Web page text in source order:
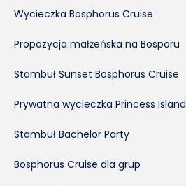
Wycieczka Bosphorus Cruise
Propozycja małżeńska na Bosporu
Stambuł Sunset Bosphorus Cruise
Prywatna wycieczka Princess Island
Stambuł Bachelor Party
Bosphorus Cruise dla grup